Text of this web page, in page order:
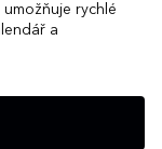
rychlé
a